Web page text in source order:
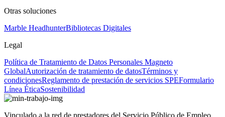
Otras soluciones
Marble HeadhunterBibliotecas Digitales
Legal
Política de Tratamiento de Datos Personales Magneto
GlobalAutorización de tratamiento de datosTérminos y
condicionesReglamento de prestación de servicios SPEFormulario
Línea ÉticaSostenibilidad
Vinculado a la red de prestadores del Servicio Público de Empleo.